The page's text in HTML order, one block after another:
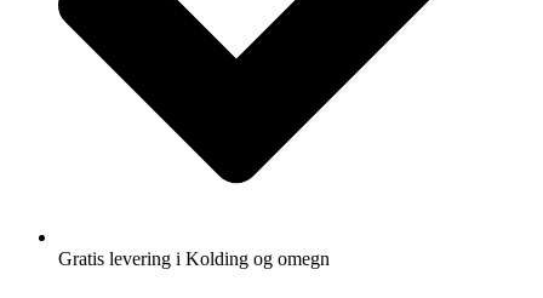
Gratis levering i Kolding og omegn